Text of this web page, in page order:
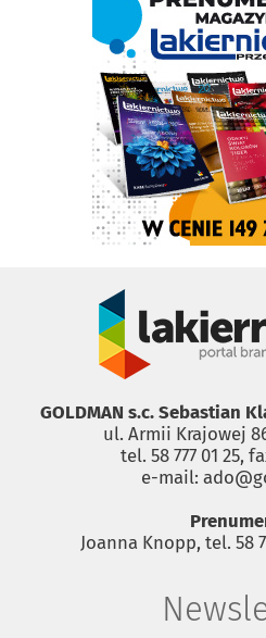
GOLDMAN s.c. Sebastian
ul. Armii Krajowej
tel. 58 777 01 25,
e-mail:
Joanna Knopp, tel. 58